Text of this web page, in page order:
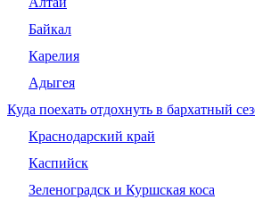
Байкал
Карелия
Адыгея
Куда поехать отдохнуть в бархатный
Краснодарский край
Каспийск
Зеленоградск и Куршская коса